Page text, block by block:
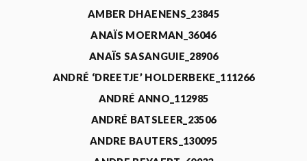
AMBER DHAENENS_23845
ANAÏS MOERMAN_36046
ANAÏS SASANGUIE_28906
ANDRÉ ‘DREETJE’ HOLDERBEKE_111266
ANDRÉ ANNO_112985
ANDRÉ BATSLEER_23506
ANDRE BAUTERS_130095